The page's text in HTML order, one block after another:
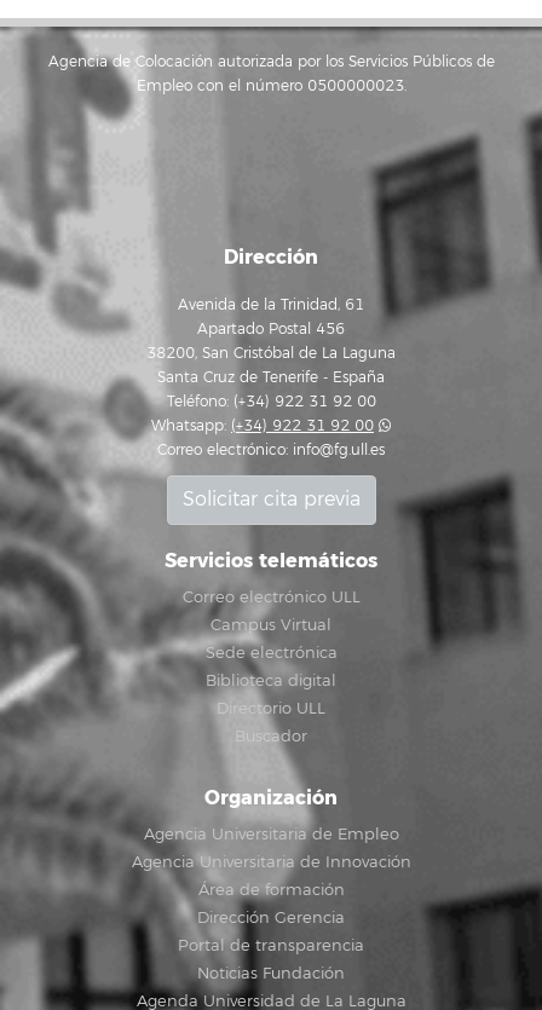
Agencia de Colocación autorizada por los Servicios Públicos de
Empleo con el número 0500000023.
Dirección
Avenida de la Trinidad, 61
Apartado Postal 456
38200, San Cristóbal de La Laguna
Santa Cruz de Tenerife - España
Teléfono: (+34) 922 31 92 00
Whatsapp: (+34) 922 31 92 00
Correo electrónico: info@fg.ull.es
Solicitar cita previa
Servicios telemáticos
Correo electrónico ULL
Campus Virtual
Sede electrónica
Biblioteca digital
Directorio ULL
Buscador
Organización
Agencia Universitaria de Empleo
Agencia Universitaria de Innovación
Área de formación
Dirección Gerencia
Portal de transparencia
Noticias Fundación
Agenda Universidad de La Laguna